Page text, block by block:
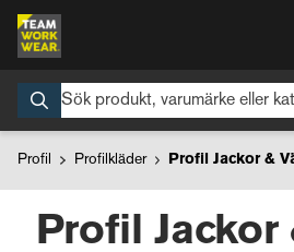
Profil Profilkläder Profil Jackor &
Profil Jackor